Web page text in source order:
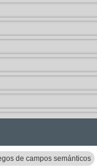
de campos semánticos